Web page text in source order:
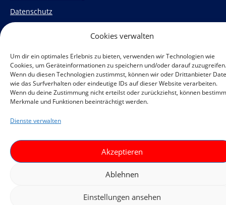
Cookies verwalten
Um dir ein optimales Erlebnis zu bieten, verwenden wir Technologien wie
Cookies, um Geräteinformationen zu speichern und/oder darauf zuzugreifen.
Wenn du diesen Technologien zustimmst, können wir oder Drittanbieter
wie das Surfverhalten oder eindeutige IDs auf dieser Website verarbeiten.
Wenn du deine Zustimmung nicht erteilst oder zurückziehst, können
Merkmale und Funktionen beeinträchtigt werden.
Dienste verwalten
Akzeptieren
Ablehnen
Einstellungen ansehen
Datenschutz
F
a
c
e
b
o
o
I
n
s
t
a
g
r
Ein Projekt des